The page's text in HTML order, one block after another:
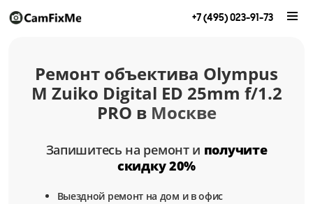
+7 (495) 023-91-73
Ремонт объектива Olympus
M Zuiko Digital ED 25mm f/1.2
PRO в Москве
Запишитесь на ремонт и получите
скидку 20%
Выездной ремонт на дом и в офис